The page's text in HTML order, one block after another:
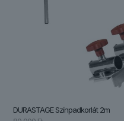
DURASTAGE Színpadkorlát 2m